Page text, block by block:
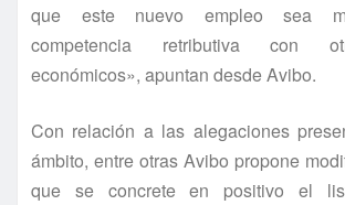
que este nuevo empleo sea
competencia retributiva con
económicos», apuntan desde Avibo.
Con relación a las alegaciones
ámbito, entre otras Avibo propone
que se concrete en positivo el